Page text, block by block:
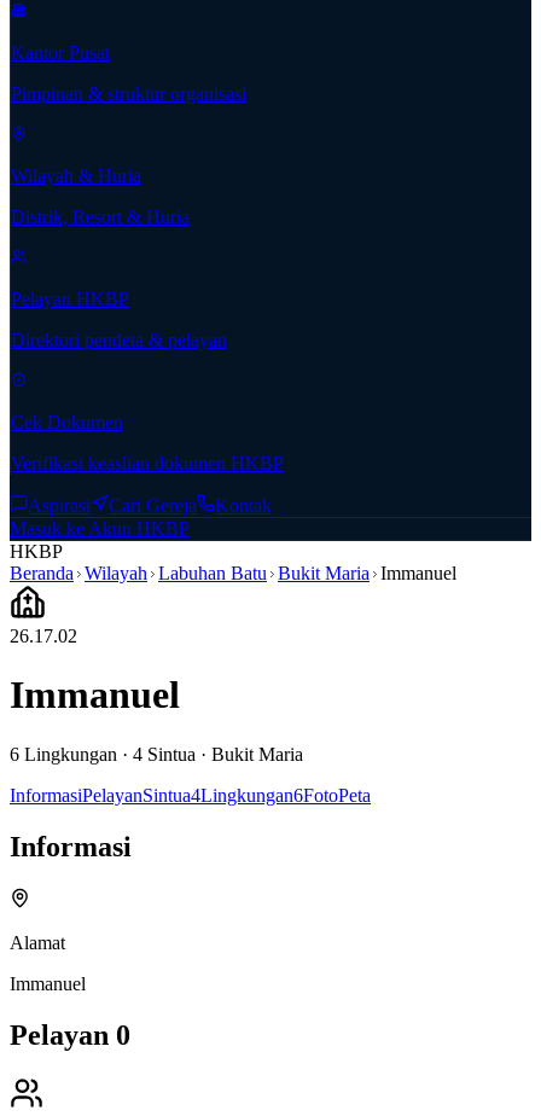
Kantor Pusat
Pimpinan & struktur organisasi
Wilayah & Huria
Distrik, Resort & Huria
Pelayan HKBP
Direktori pendeta & pelayan
Cek Dokumen
Verifikasi keaslian dokumen HKBP
Aspirasi Cari Gereja
Kontak
Masuk ke Akun HKBP
HKBP
Beranda Wilayah Labuhan Batu Bukit Maria Immanuel
26.17.02
Immanuel
6 Lingkungan · 4 Sintua · Bukit Maria
InformasiPelayanSintua4Lingkungan6FotoPeta
Informasi
Alamat
Immanuel
Pelayan 0